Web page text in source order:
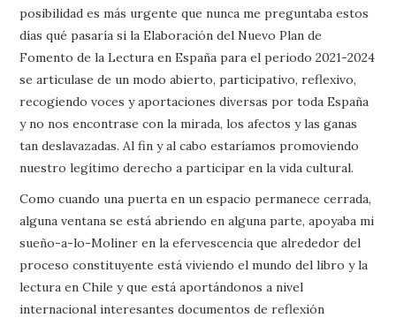
posibilidad es más urgente que nunca me preguntaba estos
días qué pasaría si la Elaboración del Nuevo Plan de
Fomento de la Lectura en España para el periodo 2021-2024
se articulase de un modo abierto, participativo, reflexivo,
recogiendo voces y aportaciones diversas por toda España
y no nos encontrase con la mirada, los afectos y las ganas
tan deslavazadas. Al fin y al cabo estaríamos promoviendo
nuestro legítimo derecho a participar en la vida cultural.
Como cuando una puerta en un espacio permanece cerrada,
alguna ventana se está abriendo en alguna parte, apoyaba mi
sueño-a-lo-Moliner en la efervescencia que alrededor del
proceso constituyente está viviendo el mundo del libro y la
lectura en Chile y que está aportándonos a nivel
internacional interesantes documentos de reflexión